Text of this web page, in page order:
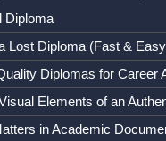
Diploma
Lost Diploma (Fast &
Diplomas for Career
Elements of an
in Academic